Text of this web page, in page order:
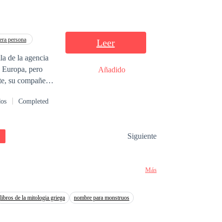
DE LA
persona
de la agencia
Europa, pero
su compañero
con él. La
que sus
HISTORIA
Completed
Leer
Añadido
Siguiente
Más
libros de la mitologia griega
nombre para monstruos